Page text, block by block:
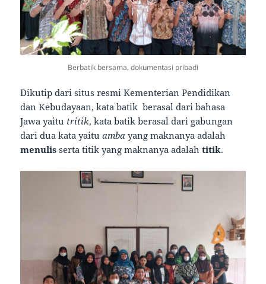
Berbatik bersama, dokumentasi pribadi
Dikutip dari situs resmi Kementerian Pendidikan
dan Kebudayaan, kata batik berasal dari bahasa
Jawa yaitu tritik, kata batik berasal dari gabungan
dari dua kata yaituamba yang maknanya adalah
menulis serta titik yang maknanya adalahtitik.